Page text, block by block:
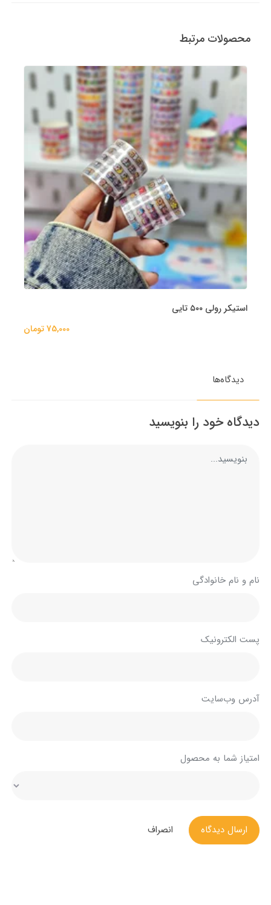
محصولات مرتبط
استیکر رولی ۵۰۰ تایی
75,000 تومان
دیدگاه‌ها
دیدگاه خود را بنویسید
نام و نام خانوادگی
پست الکترونیک
آدرس وب‌سایت
امتیاز شما به محصول
ارسال دیدگاه انصراف